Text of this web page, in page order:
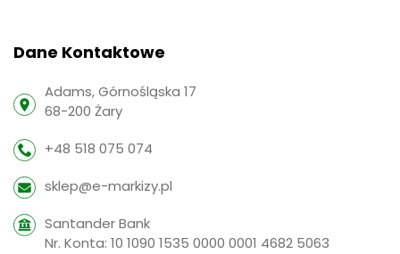
Dane Kontaktowe
Adams, Górnośląska 17
68-200 Żary
+48 518 075 074
sklep@e-markizy.pl
Santander Bank
Nr. Konta: 10 1090 1535 0000 0001 4682 5063